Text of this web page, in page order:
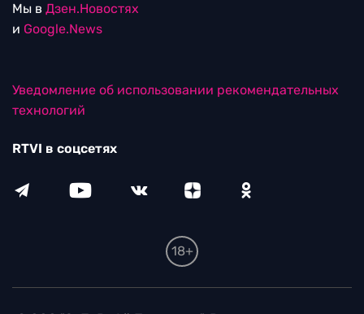
Мы в Дзен.Новостях
и Google.News
Уведомление об использовании рекомендательных
технологий
RTVI в соцсетях
18+